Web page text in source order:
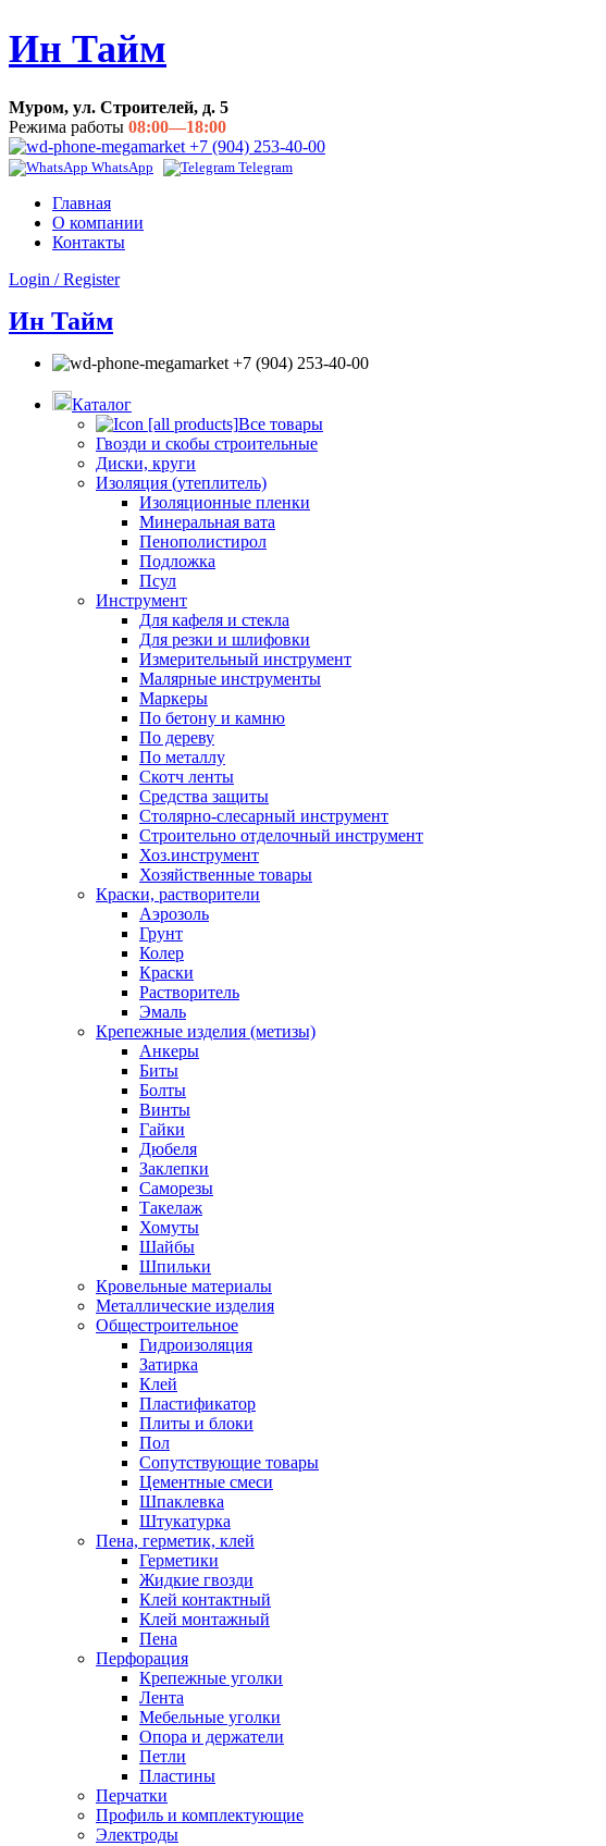
Ин Тайм
Муром, ул. Строителей, д. 5
Режима работы 08:00—18:00
+7 (904) 253-40-00
WhatsApp Telegram
Главная
О компании
Контакты
Login / Register
Ин Тайм
+7 (904) 253-40-00
Каталог
Все товары
Гвозди и скобы строительные
Диски, круги
Изоляция (утеплитель)
Изоляционные пленки
Минеральная вата
Пенополистирол
Подложка
Псул
Инструмент
Для кафеля и стекла
Для резки и шлифовки
Измерительный инструмент
Малярные инструменты
Маркеры
По бетону и камню
По дереву
По металлу
Скотч ленты
Средства защиты
Столярно-слесарный инструмент
Строительно отделочный инструмент
Хоз.инструмент
Хозяйственные товары
Краски, растворители
Аэрозоль
Грунт
Колер
Краски
Растворитель
Эмаль
Крепежные изделия (метизы)
Анкеры
Биты
Болты
Винты
Гайки
Дюбеля
Заклепки
Саморезы
Такелаж
Хомуты
Шайбы
Шпильки
Кровельные материалы
Металлические изделия
Общестроительное
Гидроизоляция
Затирка
Клей
Пластификатор
Плиты и блоки
Пол
Сопутствующие товары
Цементные смеси
Шпаклевка
Штукатурка
Пена, герметик, клей
Герметики
Жидкие гвозди
Клей контактный
Клей монтажный
Пена
Перфорация
Крепежные уголки
Лента
Мебельные уголки
Опора и держатели
Петли
Пластины
Перчатки
Профиль и комплектующие
Электроды